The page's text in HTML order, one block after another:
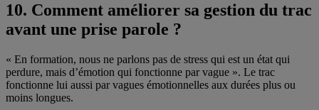
10. Comment améliorer sa gestion du trac
avant une prise parole ?
« En formation, nous ne parlons pas de stress qui est un état qui
perdure, mais d’émotion qui fonctionne par vague ». Le trac
fonctionne lui aussi par vagues émotionnelles aux durées plus ou
moins longues.